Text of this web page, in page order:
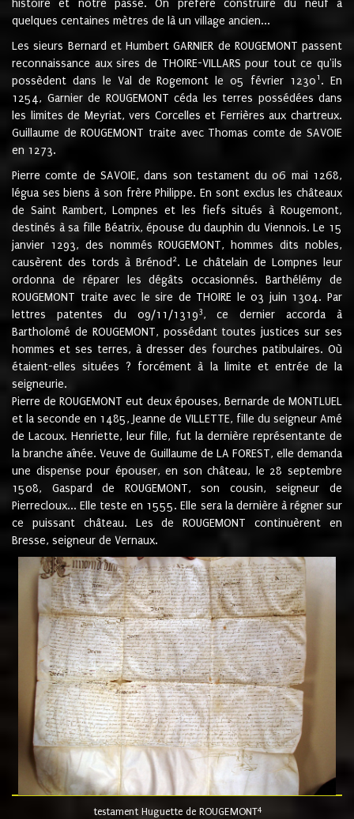
histoire et notre passé. On préfère construire du neuf à
quelques centaines mètres de là un village ancien...
Les sieurs Bernard et Humbert GARNIER de ROUGEMONT passent
reconnaissance aux sires de THOIRE-VILLARS pour tout ce qu'ils
possèdent dans le Val de Rogemont le 05 février 12301 . En
1254, Garnier de ROUGEMONT céda les terres possédées dans
les limites de Meyriat, vers Corcelles et Ferrières aux chartreux.
Guillaume de ROUGEMONT traite avec Thomas comte de SAVOIE
en 1273.
Pierre comte de SAVOIE, dans son testament du 06 mai 1268,
légua ses biens à son frère Philippe. En sont exclus les châteaux
de Saint Rambert, Lompnes et les fiefs situés à Rougemont,
destinés à sa fille Béatrix, épouse du dauphin du Viennois. Le 15
janvier 1293, des nommés ROUGEMONT, hommes dits nobles,
causèrent des tords à Brénod 2. Le châtelain de Lompnes leur
ordonna de réparer les dégâts occasionnés. Barthélémy de
ROUGEMONT traite avec le sire de THOIRE le 03 juin 1304. Par
lettres patentes du 09/11/13193, ce dernier accorda à
Bartholomé de ROUGEMONT, possédant toutes justices sur ses
hommes et ses terres, à dresser des fourches patibulaires. Où
étaient-elles situées ? forcément à la limite et entrée de la
seigneurie.
Pierre de ROUGEMONT eut deux épouses, Bernarde de MONTLUEL
et la seconde en 1485, Jeanne de VILLETTE, fille du seigneur Amé
de Lacoux. Henriette, leur fille, fut la dernière représentante de
la branche aînée. Veuve de Guillaume de LA FOREST, elle demanda
une dispense pour épouser, en son château, le 28 septembre
1508, Gaspard de ROUGEMONT, son cousin, seigneur de
Pierrecloux... Elle teste en 1555. Elle sera la dernière à régner sur
ce puissant château. Les de ROUGEMONT continuèrent en
Bresse, seigneur de Vernaux.
testament Huguette de ROUGEMONT4